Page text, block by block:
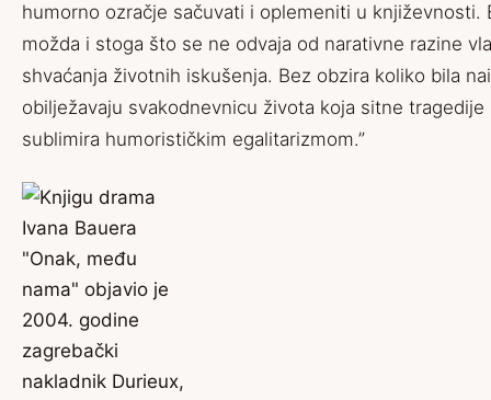
humorno ozračje sačuvati i oplemeniti u književnosti.
možda i stoga što se ne odvaja od narativne razine
shvaćanja životnih iskušenja. Bez obzira koliko bila
obilježavaju svakodnevnicu života koja sitne
sublimira humorističkim egalitarizmom.”